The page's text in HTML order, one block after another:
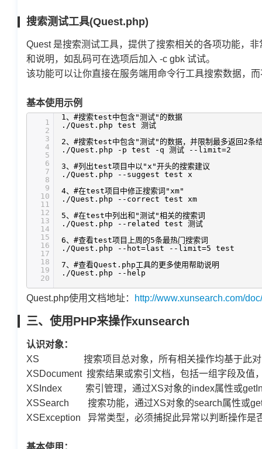
搜索测试工具(Quest.php)
Quest 是搜索测试工具，提供了搜索相关的各项功能，
和说明，如乱码可在选项后加入 -c gbk 试试。
该功能可以让你直接在服务端用命令行工具搜索数据，
基本使用示例
1
2
3
4
5
6
7
8
9
10
11
12
13
14
15
16
17
18
19
20
1、#搜索test中包含"测试"的数据
./Quest.php test 测试
2、#搜索test中包含"测试"的数据，并限制最多返回2条
./Quest.php -p test -q 测试 --limit=2
3、#列出test项目中以"x"开头的搜索建议
./Quest.php --suggest test x
4、#在test项目中修正搜索词"xm"
./Quest.php --correct test xm
5、#在test中列出和"测试"相关的搜索词
./Quest.php --related test 测试
6、#查看test项目上周的5条最热门搜索词
./Quest.php --hot=last --limit=5 test
7、#查看Quest.php工具的更多使用帮助说明
./Quest.php --help
Quest.php使用文档地址： http://www.xunsearch.com/
三、使用PHP来操作xunsearch
认识对象：
XS 搜索项目总对象，所有相关操作均基于此对
XSDocument 搜索结果或索引文档，包括一组字段及值
XSIndex 索引管理，通过XS对象的index属性或
XSSearch 搜索功能，通过XS对象的search属性或
XSException 异常类型，必须捕捉此异常以判断操作是